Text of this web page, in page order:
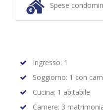
Spese
Ingresso: 1
Soggiorno: 1 con
Cucina: 1 abitabile
Camere: 3